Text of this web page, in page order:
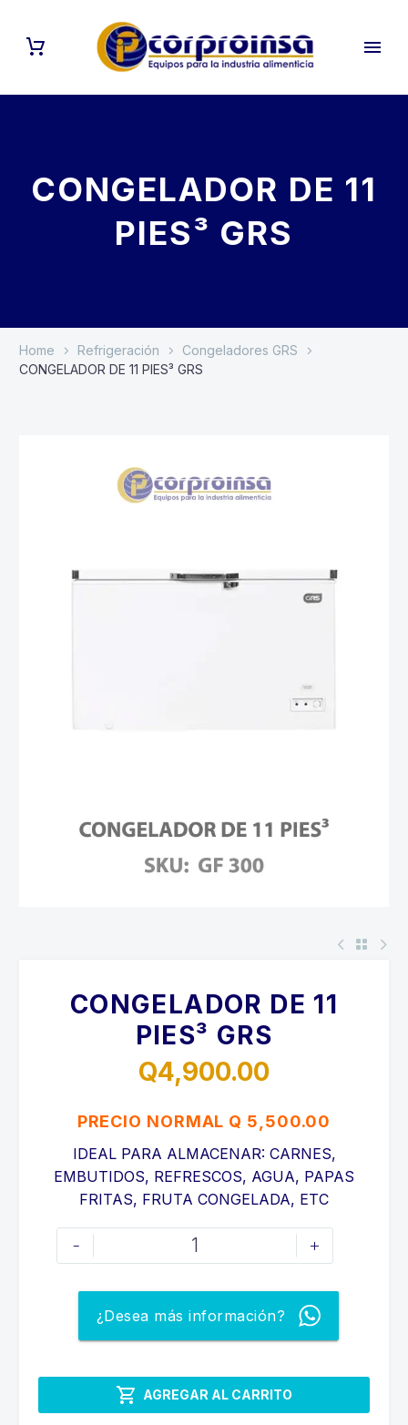
CONGELADOR DE 11
PIES³ GRS
Home Refrigeración
Congeladores GRS
CONGELADOR DE 11 PIES³ GRS
CONGELADOR DE 11
PIES³ GRS
Q4,900.00
PRECIO NORMAL Q 5,500.00
IDEAL PARA ALMACENAR: CARNES,
EMBUTIDOS, REFRESCOS, AGUA, PAPAS
FRITAS, FRUTA CONGELADA, ETC
-
CONGELADOR
DE
+
 AGREGAR AL CARRITO
¿Desea más información?